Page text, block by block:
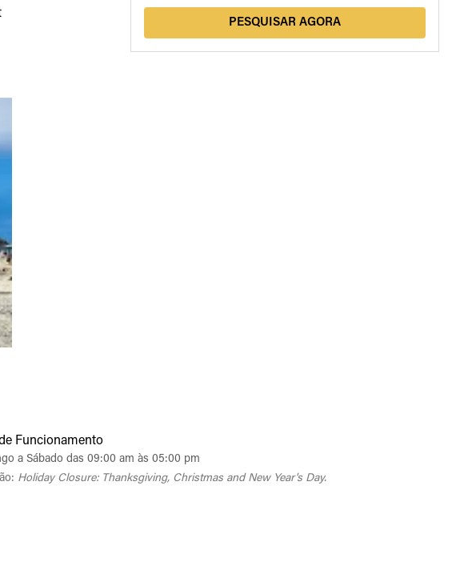
PESQUISAR AGORA
Funcionamento
a Sábado das 09:00 am às 05:00 pm
Holiday Closure: Thanksgiving, Christmas and New Year's Day.